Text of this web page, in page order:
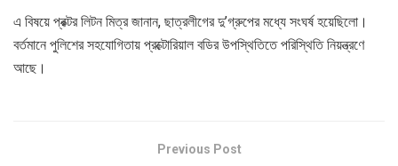
এ বিষয়ে প্রক্টর লিটন মিত্র জানান, ছাত্রলীগের দু’গ্রুপের মধ্যে সংঘর্ষ হয়েছিলো।
বর্তমানে পুলিশের সহযোগিতায় প্রক্টোরিয়াল বডির উপস্থিতিতে পরিস্থিতি নিয়ন্ত্রণে
আছে।
Previous Post